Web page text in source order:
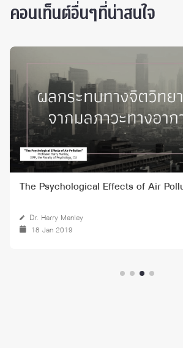
คอนเท็นต์อื่นๆที่น่าสนใจ
The Psychological Effects of Air
Dr. Harry Manley
18 Jan 2019